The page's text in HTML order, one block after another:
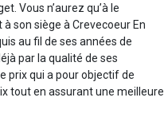
Vous n’aurez qu’à le
son siège à Crevecoeur En
au fil de ses années de
par la qualité de ses
prix qui a pour objectif de
tout en assurant une meilleure